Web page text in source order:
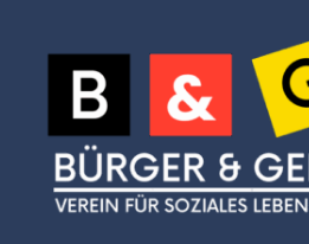
Inhalt
springen